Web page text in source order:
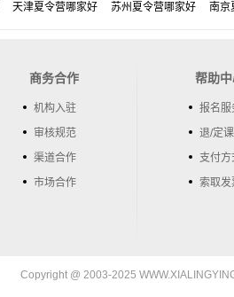
天津夏令营哪家好 苏州夏令营哪家好 南京
商务合作
机构入驻
审核规范
渠道合作
市场合作
帮助
报名服
退/定
支付方
索取发
Copyright @ 2003-2025